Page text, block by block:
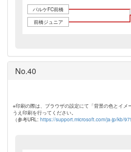
パルケFC前橋
前橋ジュニア
No.40
※印刷の際は、ブラウザの設定にて「背景の色とイメ
うえ印刷を行ってください。
（参考URL: https://support.microsoft.com/ja-jp/kb/